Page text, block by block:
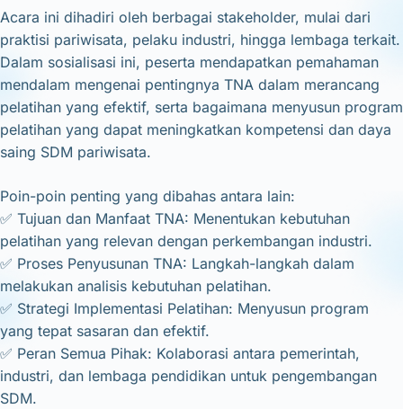
Acara ini dihadiri oleh berbagai stakeholder, mulai dari
praktisi pariwisata, pelaku industri, hingga lembaga terkait.
Dalam sosialisasi ini, peserta mendapatkan pemahaman
mendalam mengenai pentingnya TNA dalam merancang
pelatihan yang efektif, serta bagaimana menyusun program
pelatihan yang dapat meningkatkan kompetensi dan daya
saing SDM pariwisata.
Poin-poin penting yang dibahas antara lain:
✅ Tujuan dan Manfaat TNA: Menentukan kebutuhan
pelatihan yang relevan dengan perkembangan industri.
✅ Proses Penyusunan TNA: Langkah-langkah dalam
melakukan analisis kebutuhan pelatihan.
✅ Strategi Implementasi Pelatihan: Menyusun program
yang tepat sasaran dan efektif.
✅ Peran Semua Pihak: Kolaborasi antara pemerintah,
industri, dan lembaga pendidikan untuk pengembangan
SDM.